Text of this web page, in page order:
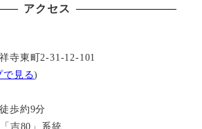
アクセス
寺東町2-31-12-101
で見る)
歩約9分
吉80」系統